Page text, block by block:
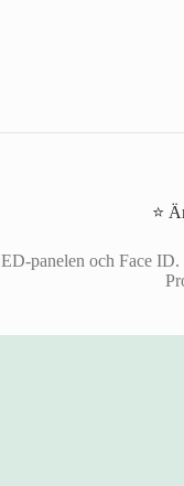
⭐
panelen och Face